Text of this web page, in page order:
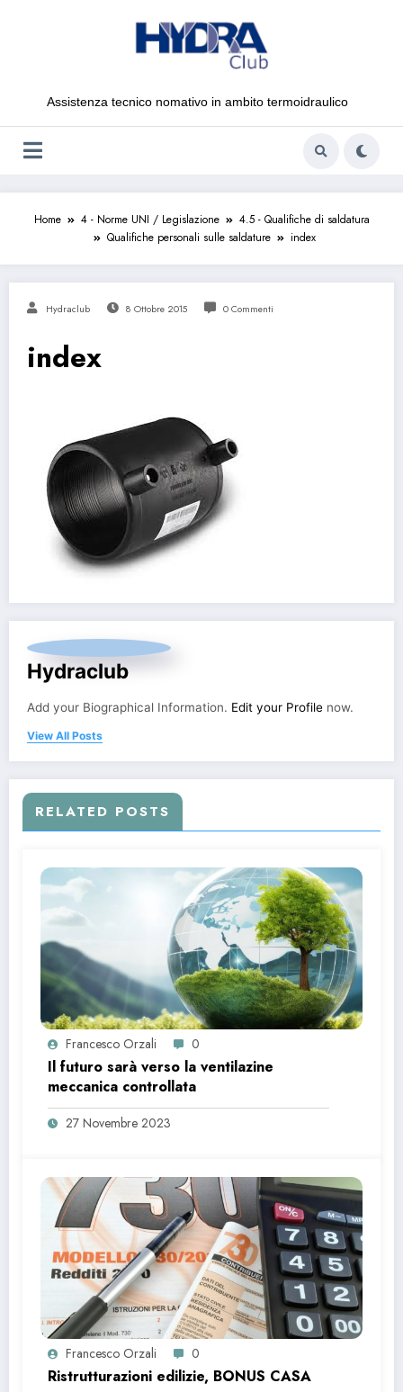
Assistenza tecnico nomativo in ambito termoidraulico
Home 4 - Norme UNI / Legislazione
4.5 - Qualifiche di saldatura
Qualifiche personali sulle saldature
index
Hydraclub 8 Ottobre 2015 0 Commenti
index
Hydraclub
Add your Biographical Information. Edit your Profile now.
View All Posts
RELATED POSTS
Francesco Orzali 0
Il futuro sarà verso la ventilazine
meccanica controllata
27 Novembre 2023
Francesco Orzali 0
Ristrutturazioni edilizie, BONUS CASA